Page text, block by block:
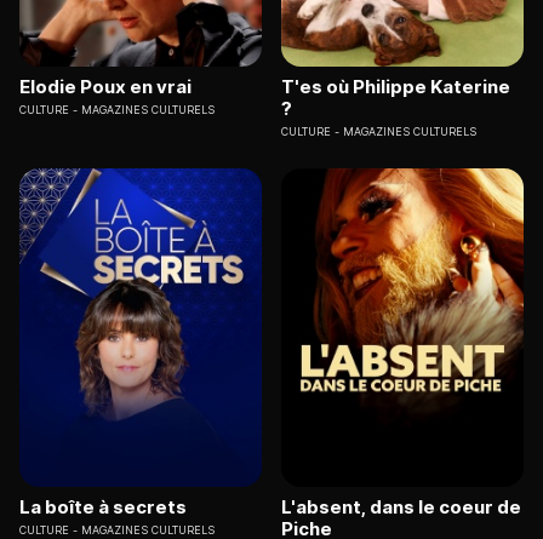
Elodie Poux en vrai
CULTURE MAGAZINES CULTURELS
T'es où Philippe Katerine
?
CULTURE MAGAZINES CULTURELS
La boîte à secrets
CULTURE MAGAZINES CULTURELS
L'absent, dans le coeur de
Piche